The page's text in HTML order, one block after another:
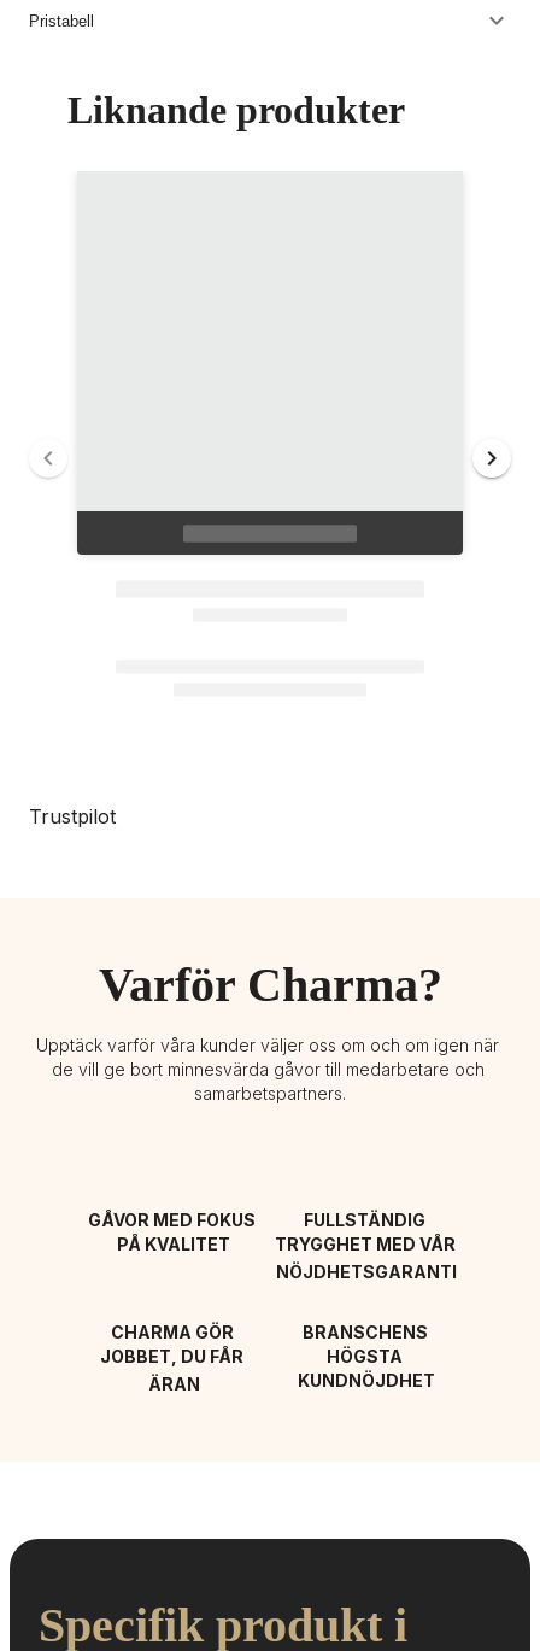
Pristabell
Liknande produkter
Trustpilot
Varför Charma?
Upptäck varför våra kunder väljer oss om och om igen när
de vill ge bort minnesvärda gåvor till medarbetare och
samarbetspartners.
GÅVOR MED FOKUS
PÅ KVALITET
FULLSTÄNDIG
TRYGGHET MED VÅR
NÖJDHETSGARANTI
CHARMA GÖR
JOBBET, DU FÅR
ÄRAN
BRANSCHENS
HÖGSTA
KUNDNÖJDHET
Specifik produkt i